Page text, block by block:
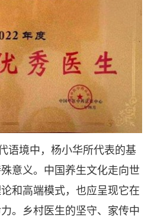
境中，杨小华所代表的基
意义。中国养生文化走向世
和高端模式，也应呈现它在
。乡村医生的坚守、家传中